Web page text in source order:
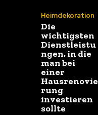
Heimdekoration
Die
wichtigsten
Dienstleistu
ngen, in die
man bei
einer
Hausrenovie
rung
investieren
sollte